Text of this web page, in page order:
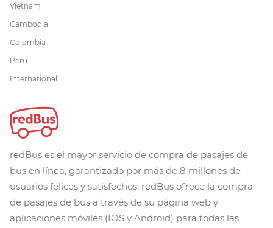
Vietnam
Cambodia
Colombia
Peru
International
redBus es el mayor servicio de compra de pasajes de
bus en línea, garantizado por más de 8 millones de
usuarios felices y satisfechos. redBus ofrece la compra
de pasajes de bus a través de su página web y
aplicaciones móviles (IOS y Android) para todas las